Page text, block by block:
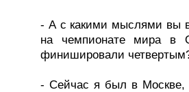
- А с какими мыслями вы
на чемпионате мира в
финишировали
- Сейчас я был в Москве,